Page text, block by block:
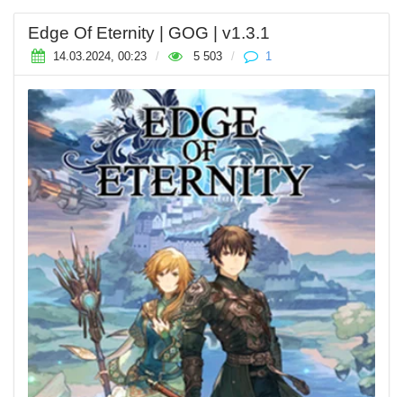
Edge Of Eternity | GOG | v1.3.1
14.03.2024, 00:23 / 5 503 / 1